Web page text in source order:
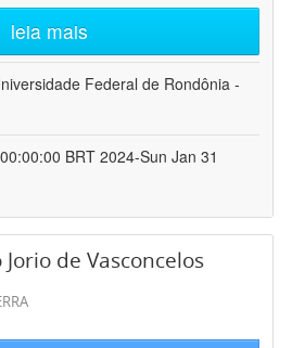
leia mais
Federal de Rondônia -
BRT 2024-Sun Jan 31
Jorio de Vasconcelos